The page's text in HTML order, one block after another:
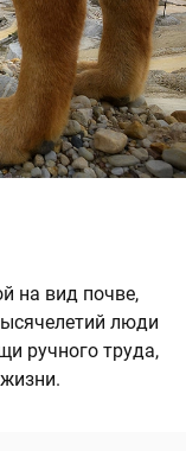
на вид почве,
люди
ручного труда,